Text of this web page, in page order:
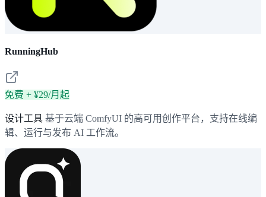
RunningHub
免费 + ¥29/月起
设计工具 基于云端 ComfyUI 的高可用创作平台，支持在线编
辑、运行与发布 AI 工作流。